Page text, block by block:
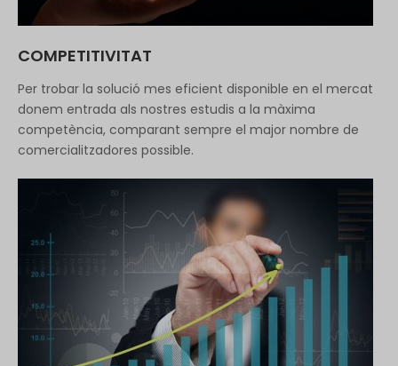
COMPETITIVITAT
Per trobar la solució mes eficient disponible en el mercat
donem entrada als nostres estudis a la màxima
competència, comparant sempre el major nombre de
comercialitzadores possible.